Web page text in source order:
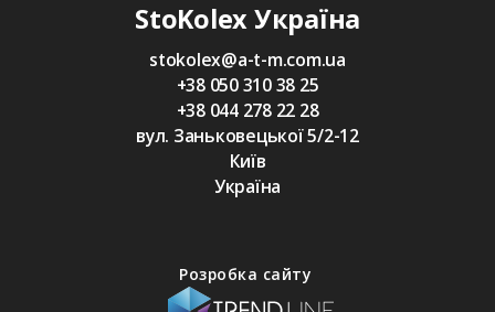
StoKolex Україна
stokolex@a-t-m.com.ua
+38 050 310 38 25
+38 044 278 22 28
вул. Заньковецької 5/2-12
Київ
Україна
Розробка сайту